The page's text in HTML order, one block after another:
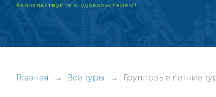
байкальствуйтес удовольствием!
Главная → Все туры → Групповые летние